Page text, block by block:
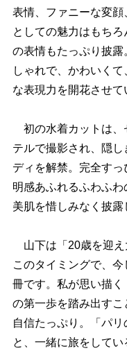
表情、ファニーな変顔
としての魅力はもち
の表情もたっぷり披露
しゃれで、かわいく
な表現力を開花させて
初の水着カットは、
テルで撮影され、隠
ディを解禁。完全す
明感あふれるふわふ
美肌を惜しみなく披露
山下は「20歳を迎え
このタイミングで、
冊です。私が思い描
の第一歩を踏み出す
自信たっぷり。「パ
と、一緒に旅をして